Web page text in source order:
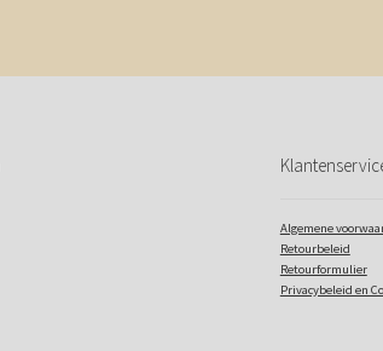
Algemene
Retourbeleid
Retourformulier
Privacybeleid en